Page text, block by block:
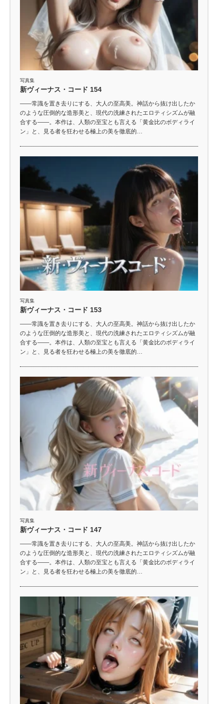
写真集
新ヴィーナス・コード 154
――常識を置き去りにする、大人の至高美。神話から抜け出したか
のような圧倒的な造形美と、現代の洗練されたエロティシズムが融
合する――。本作は、人類の至宝とも言える「黄金比のボディライ
ン」と、見る者を狂わせる極上の美を徹底的…
写真集
新ヴィーナス・コード 153
――常識を置き去りにする、大人の至高美。神話から抜け出したか
のような圧倒的な造形美と、現代の洗練されたエロティシズムが融
合する――。本作は、人類の至宝とも言える「黄金比のボディライ
ン」と、見る者を狂わせる極上の美を徹底的…
写真集
新ヴィーナス・コード 147
――常識を置き去りにする、大人の至高美。神話から抜け出したか
のような圧倒的な造形美と、現代の洗練されたエロティシズムが融
合する――。本作は、人類の至宝とも言える「黄金比のボディライ
ン」と、見る者を狂わせる極上の美を徹底的…